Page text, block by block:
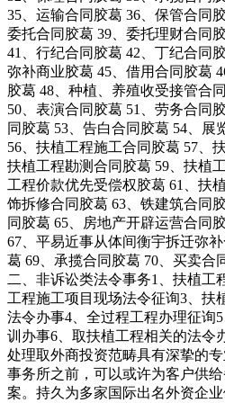
35、运输合同胶葛 36、保管合同
委托合同胶葛 39、委托理财合同
41、行纪合同胶葛 42、丁纪合同
弥补商业胶葛 45、借用合同胶葛
胶葛 48、种植、养殖收受接管合
50、表演合同胶葛 51、劳务合同
同胶葛 53、告白合同胶葛 54、展
56、扶植工程施工合同胶葛 57、
扶植工程勘测合同胶葛 59、扶植
工程价款优先受偿权胶葛 61、扶
饰拆修合同胶葛 63、铁建筑合同
同胶葛 65、房地产开辟运营合同
67、平易近事从体间衡宇拆迁弥
葛 69、承揽合同胶葛 70、买卖合
二、非诉讼类法令事务1、扶植工
工程施工项目现场法令征询3、扶
法令办事4、全过程工程办理征询
训办事6、取扶植工程相关的法令
处理取外商投资范畴具有深挚的
事务所之前，可以或许为客户供
案。持久为多家国际出名外资企